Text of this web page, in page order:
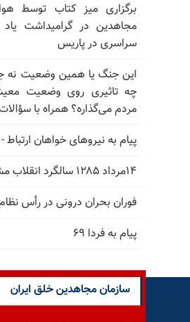
برگزاری میز کتاب توسط
مجاهدین در گرامیداشت
سراسری در پاریس
این جنگ یا همین وضعیت نه
چه تاثیری روی وضعیت
مردم می‌گذاره؟ همراه با سؤالات -
پیام به نیروهای خواهان ارتباط - ۱۴مرداد ۱۴۰۵
۱۴مرداد ۱۲۸۵ سالگرد انقلاب مشروطه
فوران بحران درونی در رأس
پیام به فردا ۶۹
سازمان مجاهدین خلق ایران